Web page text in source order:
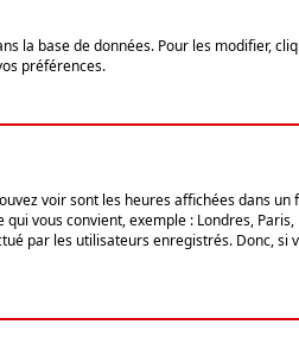
la base de données. Pour les modifier,
préférences.
voir sont les heures affichées dans
vous convient, exemple : Londres,
par les utilisateurs enregistrés. Donc, si